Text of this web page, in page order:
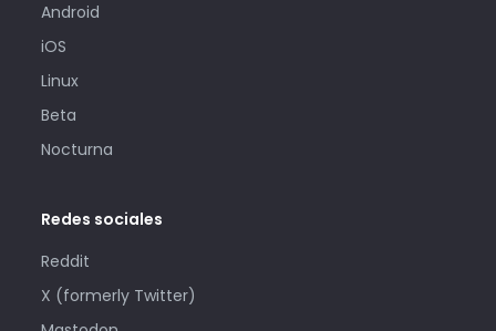
Android
iOS
Linux
Beta
Nocturna
Redes sociales
Reddit
X (formerly Twitter)